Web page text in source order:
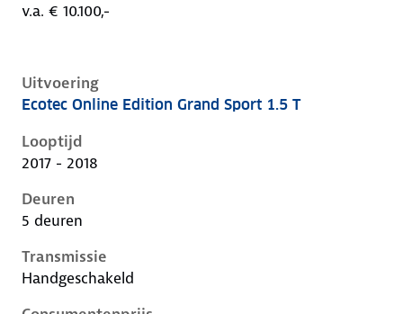
v.a. € 10.100,-
Uitvoering
Opel Insignia b, grand sport 1.5 t, 103 kW, Benzine, 5
Ecotec Online Edition Grand Sport 1.5 T
Looptijd
2017 - 2018
Deuren
5 deuren
Transmissie
Handgeschakeld